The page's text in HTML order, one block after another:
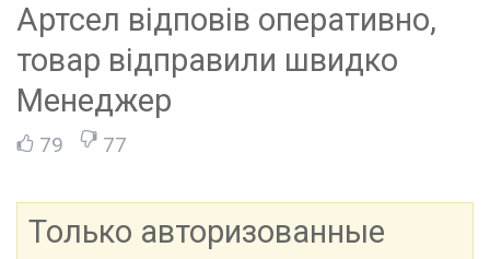
Артсел відповів оперативно,
товар відправили швидко
Менеджер
79 77
Только авторизованные